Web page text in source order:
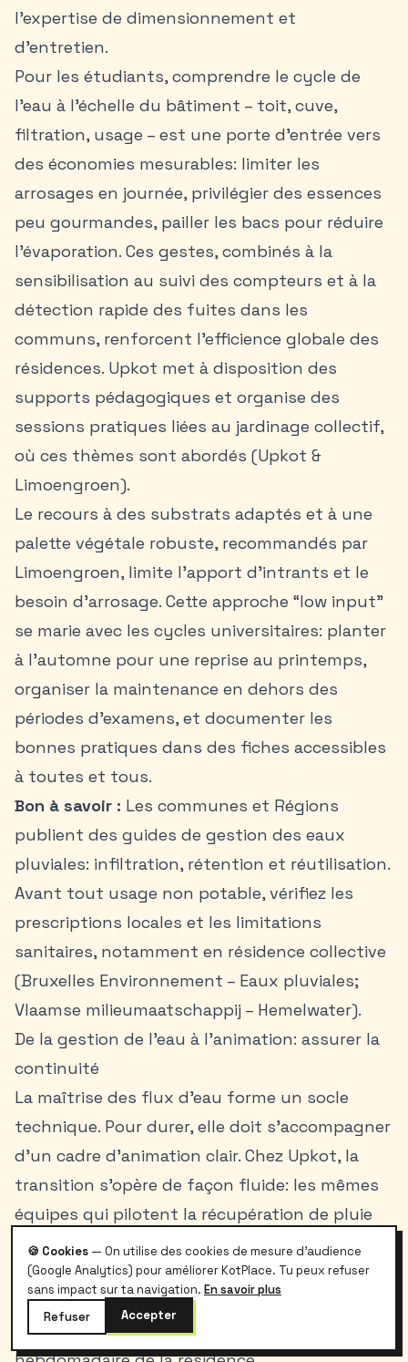
l’expertise de dimensionnement et
d’entretien.
Pour les étudiants, comprendre le cycle de
l’eau à l’échelle du bâtiment – toit, cuve,
filtration, usage – est une porte d’entrée vers
des économies mesurables: limiter les
arrosages en journée, privilégier des essences
peu gourmandes, pailler les bacs pour réduire
l’évaporation. Ces gestes, combinés à la
sensibilisation au suivi des compteurs et à la
détection rapide des fuites dans les
communs, renforcent l’efficience globale des
résidences. Upkot met à disposition des
supports pédagogiques et organise des
sessions pratiques liées au jardinage collectif,
où ces thèmes sont abordés (Upkot &
Limoengroen).
Le recours à des substrats adaptés et à une
palette végétale robuste, recommandés par
Limoengroen, limite l’apport d’intrants et le
besoin d’arrosage. Cette approche “low input”
se marie avec les cycles universitaires: planter
à l’automne pour une reprise au printemps,
organiser la maintenance en dehors des
périodes d’examens, et documenter les
bonnes pratiques dans des fiches accessibles
à toutes et tous.
Bon à savoir : Les communes et Régions
publient des guides de gestion des eaux
pluviales: infiltration, rétention et réutilisation.
Avant tout usage non potable, vérifiez les
prescriptions locales et les limitations
sanitaires, notamment en résidence collective
(Bruxelles Environnement – Eaux pluviales;
Vlaamse milieumaatschappij – Hemelwater).
De la gestion de l’eau à l’animation: assurer la
continuité
La maîtrise des flux d’eau forme un socle
technique. Pour durer, elle doit s’accompagner
d’un cadre d’animation clair. Chez Upkot, la
transition s’opère de façon fluide: les mêmes
équipes qui pilotent la récupération de pluie
organisent des ateliers d’arrosage raisonné, de
compostage et de suivi des fuites. Cette
continuité évite l’effet “one shot” et ancre
l’écoresponsabilité dans la routine
🍪 Cookies — On utilise des cookies de mesure d'audience
(Google Analytics) pour améliorer KotPlace. Tu peux refuser
sans impact sur ta navigation. En savoir plus
Refuser
Accepter